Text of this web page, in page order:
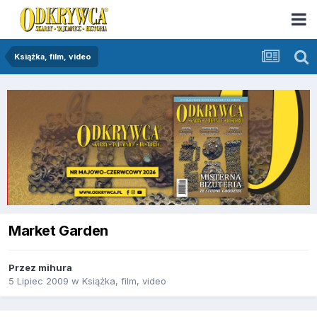
Książka, film, video
Market Garden
Przez mihura
5 Lipiec 2009 w Książka, film, video